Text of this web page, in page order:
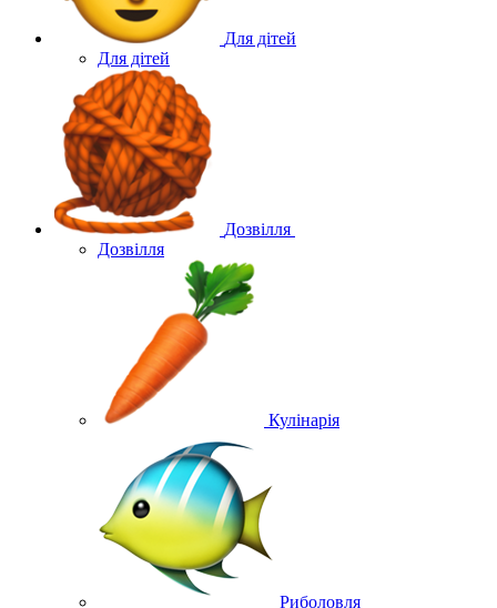
Для дітей
Для дітей
Дозвілля
Дозвілля
Кулінарія
Риболовля